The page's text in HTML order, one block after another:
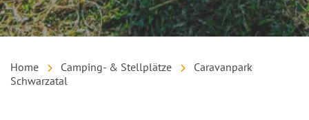
Home Camping- & Stellplätze
Caravanpark
Schwarzatal